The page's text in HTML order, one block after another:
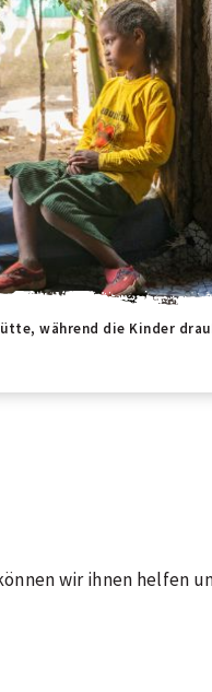
während die Kinder
wir ihnen helfen